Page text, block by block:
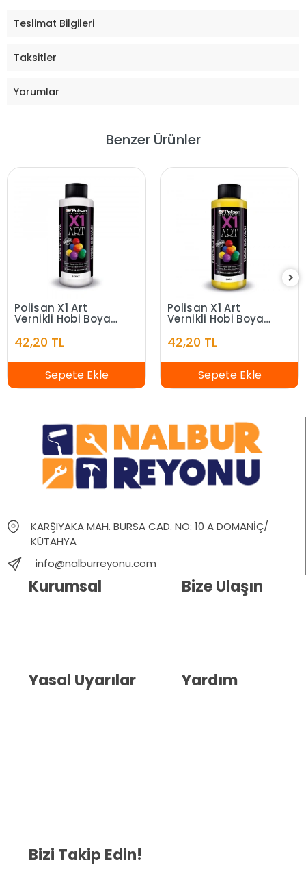
Teslimat Bilgileri
Taksitler
Yorumlar
Benzer Ürünler
Polisan X1 Art
Vernikli Hobi Boyası
42,20 TL
Sepete Ekle
Polisan X1 Art
Vernikli Hobi Boyası
42,20 TL
Sepete Ekle
KARŞIYAKA MAH. BURSA CAD. NO: 10 A DOMANİÇ/
KÜTAHYA
info@nalburreyonu.com
Kurumsal
Yasal Uyarılar
Bize Ulaşın
Yardım
Bizi Takip Edin!